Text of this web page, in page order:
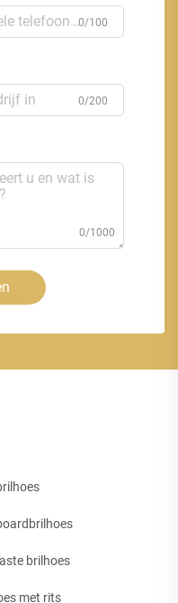
0/100
0/200
0/1000
brilhoes
met rits